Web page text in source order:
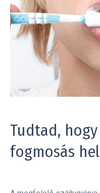
Tudtad,
fogmosás